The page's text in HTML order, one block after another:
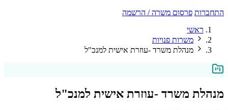
התחברות פרסום משרה / הרשמה
ראשי
משרות פנויות
מנהלת משרד -עוזרת אישית למנכ"ל
מנהלת משרד -עוזרת אישית למנכ"ל